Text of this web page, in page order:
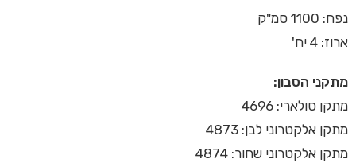
נפח: 1100 סמ"ק
ארוז: 4 יח'
מתקני הסבון:
מתקן סולארי: 4696
מתקן אלקטרוני לבן: 4873
מתקן אלקטרוני שחור: 4874